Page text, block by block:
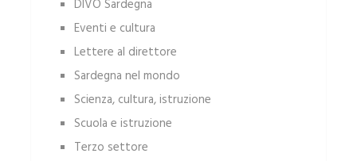
DIVO Sardegna
Eventi e cultura
Lettere al direttore
Sardegna nel mondo
Scienza, cultura, istruzione
Scuola e istruzione
Terzo settore